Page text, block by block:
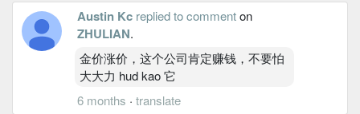
Austin Kc replied to commenton
ZHULIAN.
金价涨价，这个公司肯定赚钱，不要怕
大大力 hud kao 它
6 months · translate